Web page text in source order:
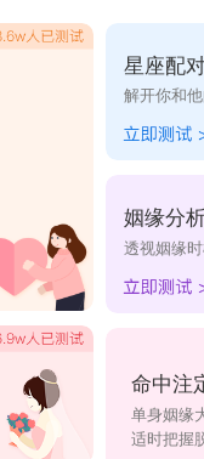
星座配
解开你和
姻缘分
透视姻缘
命中注
单身姻缘
适时把握